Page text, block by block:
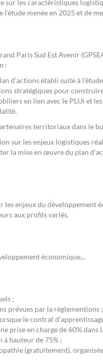
sur les caractéristiques
menée en 2025 et de
Paris Sud Est Avenir
:
d’actions établi suite à
stratégiques pour
en lien avec le PLUi et
territoriaux dans
sur les enjeux logistiques
la mise en œuvre du plan
enjeux du développement
aux profils variés.
économique...
;
prévues par la règlementions ;
le contrat
prise en charge de 60% dans
à hauteur de 75% ;
(gratuitement),